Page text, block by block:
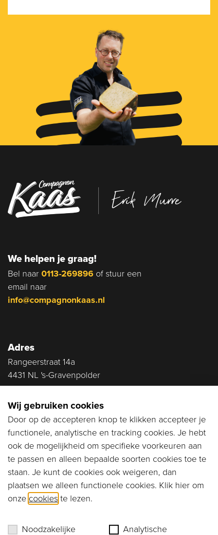
Erik Murre
We helpen je graag!
Bel naar 0113-269896 of stuur een
email naar
info@compagnonkaas.nl
Adres
Rangeerstraat 14a
4431 NL 's-Gravenpolder
Ga naar...
Bestellen
Diensten
Assortiment
Ons verhaal
Wij gebruiken cookies
Door op de accepteren knop te klikken accepteer je
functionele, analytische en tracking cookies. Je hebt
ook de mogelijkheid om specifieke voorkeuren aan
te passen en alleen bepaalde soorten cookies toe te
staan. Je kunt de cookies ook weigeren, dan
plaatsen we alleen functionele cookies. Klik hier om
onze cookies te lezen.
Noodzakelijke Analytische